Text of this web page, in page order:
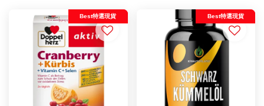
Best特選現貨 Best特選現貨